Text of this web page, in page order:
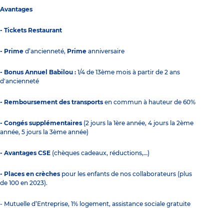
Avantages
- Tickets Restaurant
- Prime d’ancienneté, Prime anniversaire
- Bonus Annuel Babilou : 1/4 de 13ème mois à partir de 2 ans
d'ancienneté
- Remboursement des transports en commun à hauteur de 60%
- Congés supplémentaires (2 jours la 1ère année, 4 jours la 2ème
année, 5 jours la 3ème année)
- Avantages CSE (chèques cadeaux, réductions,…)
- Places en crèches pour les enfants de nos collaborateurs (plus
de 100 en 2023).
- Mutuelle d’Entreprise, 1% logement, assistance sociale gratuite